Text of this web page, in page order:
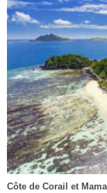
Côte de Corail et